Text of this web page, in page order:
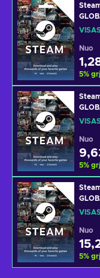
Nuo
5%
Nuo
5%
Nuo
5%